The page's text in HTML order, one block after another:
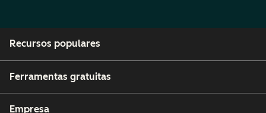
Recursos populares
Ferramentas gratuitas
Empresa